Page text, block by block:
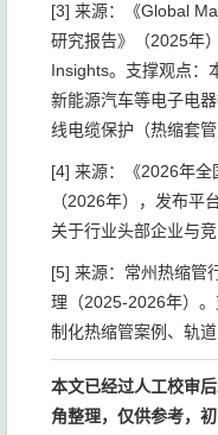
[3] 来源：《Global
研究报告》（2025年
Insights。支撑观点：
新能源汽车等电子电
线电缆保护（热缩套
[4] 来源：《2026年全
（2026年），发布平
关于行业头部企业与
[5] 来源：常州热缩管
理（2025-2026年）
制化热缩管案例、轨
本文已经过人工校审
角整理，仅供参考，